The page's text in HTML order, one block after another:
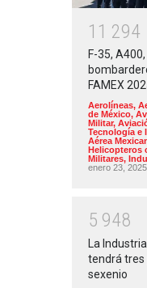
1 1 294
F-35,
FAMEX
Aerolíneas,
de México,
Militar,
Tecnología e
Aérea
Helicopteros
Militares,
enero 23, 2025
5 948
La
tendrá tres
sexenio